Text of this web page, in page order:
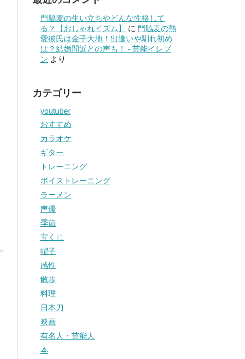
門脇麦の生い立ちやどんな性格して
る？【おしゃれイズム】
に 門脇麦の熱
愛彼氏は金子大地！出逢いや馴れ初め
は？結婚間近との声も！ - 芸能イレブ
ン より
カテゴリー
youtuber
おすすめ
カラオケ
ギター
トレーニング
ボイストレーニング
ラーメン
声優
季節
宝くじ
帽子
感性
散歩
料理
日本刀
映画
有名人・芸能人
本